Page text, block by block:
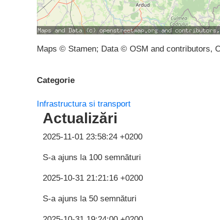
Maps © Stamen; Data © OSM and contributors,
Categorie
Infrastructura si transport
Actualizări
2025-11-01 23:58:24 +0200
S-a ajuns la 100 semnături
2025-10-31 21:21:16 +0200
S-a ajuns la 50 semnături